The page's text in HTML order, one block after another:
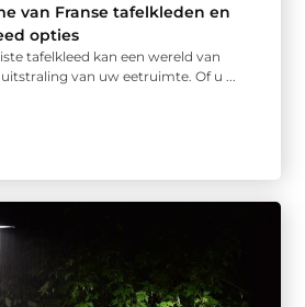
van Franse tafelkleden en
opties
tafelkleed kan een wereld van
van uw eetruimte. Of u ...